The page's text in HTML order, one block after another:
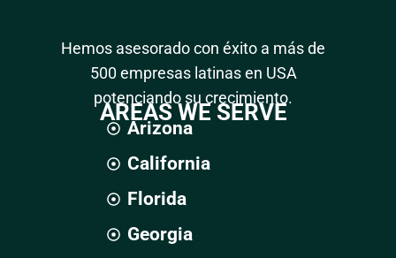
Hemos asesorado con éxito a más de
500 empresas latinas en USA
potenciando su crecimiento.
AREAS WE SERVE
Arizona
California
Florida
Georgia